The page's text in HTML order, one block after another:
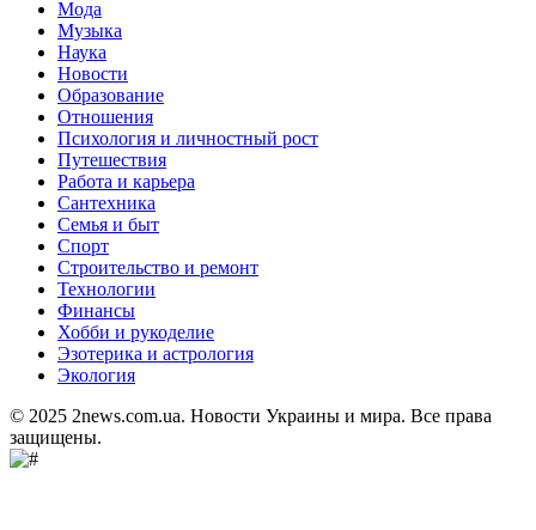
Мода
Музыка
Наука
Новости
Образование
Отношения
Психология и личностный рост
Путешествия
Работа и карьера
Сантехника
Семья и быт
Спорт
Строительство и ремонт
Технологии
Финансы
Хобби и рукоделие
Эзотерика и астрология
Экология
© 2025 2news.com.ua. Новости Украины и мира. Все права
защищены.